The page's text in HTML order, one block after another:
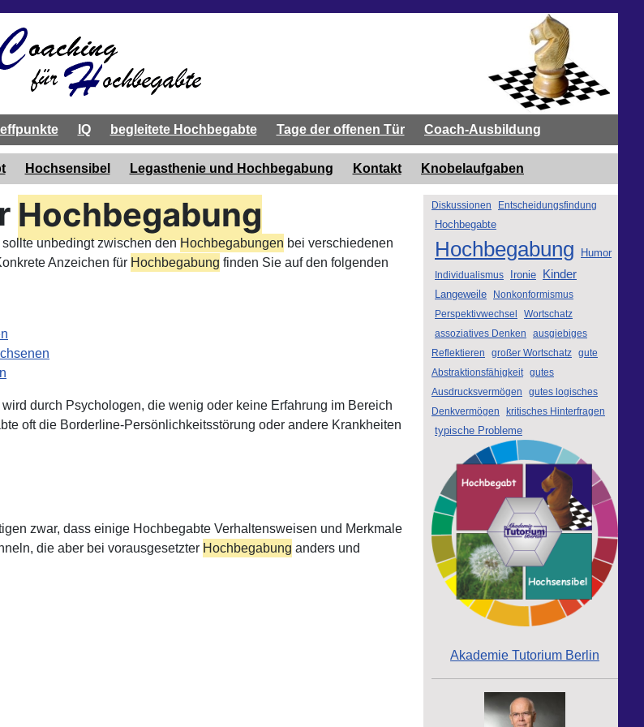
IQ begleitete Hochbegabte Tage der offenen Tür Coach-Ausbildung
Hochsensibel Legasthenie und Hochbegabung Kontakt Knobelaufgaben
Hochbegabung
sollte unbedingt zwischen denHochbegabungen bei verschiedenen
Anzeichen für Hochbegabung finden Sie auf den folgenden
durch Psychologen, die wenig oder keine Erfahrung im Bereich
oft die Borderline-Persönlichkeitsstörung oder andere Krankheiten
zwar, dass einige Hochbegabte Verhaltensweisen und Merkmale
die aber bei vorausgesetzter Hochbegabung anders und
Diskussionen Entscheidungsfindung
Hochbegabte
Hochbegabung Humor
Individualismus Ironie Kinder
Langeweile
Nonkonformismus
Perspektivwechsel
Wortschatz
assoziatives Denken
ausgiebiges
Reflektieren
großer Wortschatz gute
Abstraktionsfähigkeit gutes
Ausdrucksvermögen
gutes logisches
Denkvermögen
kritisches Hinterfragen
typische Probleme
Akademie Tutorium Berlin